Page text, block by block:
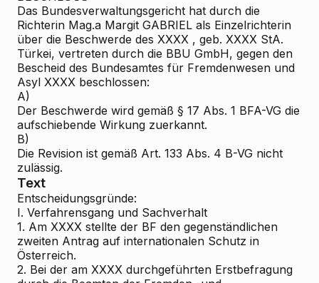
Das Bundesverwaltungsgericht hat durch die
Richterin Mag.a Margit GABRIEL als Einzelrichterin
über die Beschwerde des XXXX , geb. XXXX StA.
Türkei, vertreten durch die BBU GmbH, gegen den
Bescheid des Bundesamtes für Fremdenwesen und
Asyl XXXX beschlossen:
A)
Der Beschwerde wird gemäß § 17 Abs. 1 BFA-VG die
aufschiebende Wirkung zuerkannt.
B)
Die Revision ist gemäß Art. 133 Abs. 4 B-VG nicht
zulässig.
Text
Entscheidungsgründe:
I. Verfahrensgang und Sachverhalt
1. Am XXXX stellte der BF den gegenständlichen
zweiten Antrag auf internationalen Schutz in
Österreich.
2. Bei der am XXXX durchgeführten Erstbefragung